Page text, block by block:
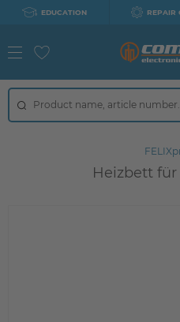
EDUCATION REPAIR
Heizbett für